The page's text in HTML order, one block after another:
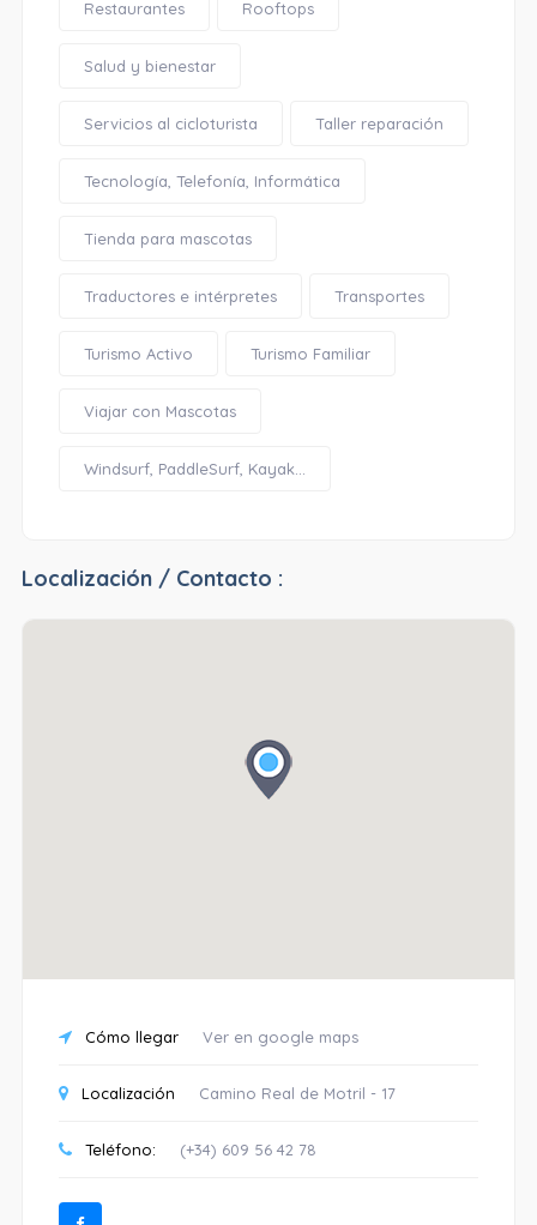
Restaurantes Rooftops
Salud y bienestar
Servicios al cicloturista Taller reparación
Tecnología, Telefonía, Informática
Tienda para mascotas
Traductores e intérpretes Transportes
Turismo Activo Turismo Familiar
Viajar con Mascotas
Windsurf, PaddleSurf, Kayak...
Localización / Contacto :
Cómo llegar Ver en google maps
Localización Camino Real de Motril - 17
Teléfono: (+34) 609 56 42 78